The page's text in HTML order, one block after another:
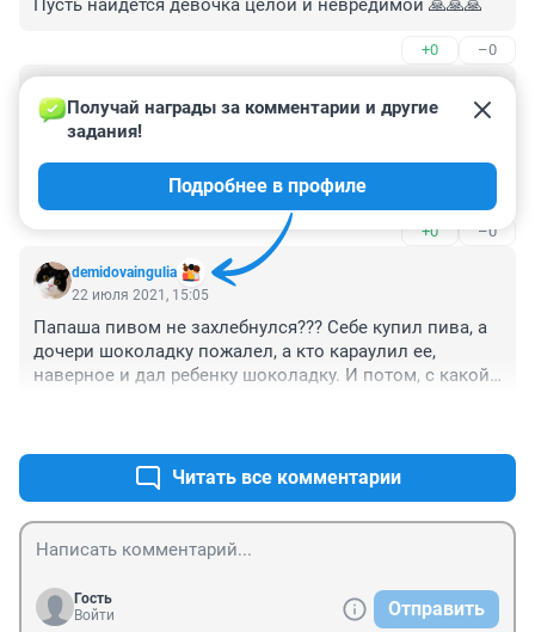
Пусть найдётся девочка целой и невредимой 🙏🙏🙏
+0 –0
23 июля 2021, 05:48
О пропавшей Насте Муравьёвой знает вся страна, и
вполне вероятно люди за пределами России? Куда
дели девочку, сволочи?
+0 –0
demidovaingulia
Получай награды за комментарии и другие
задания!
Подробнее в профиле
22 июля 2021, 15:05
Папаша пивом не захлебнулся??? Себе купил пива, а
дочери шоколадку пожалел, а кто караулил ее,
наверное и дал ребенку шоколадку. И потом, с какой
Читать все комментарии
Гость
Войти
Отправить